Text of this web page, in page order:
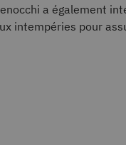
a également
intempéries pour